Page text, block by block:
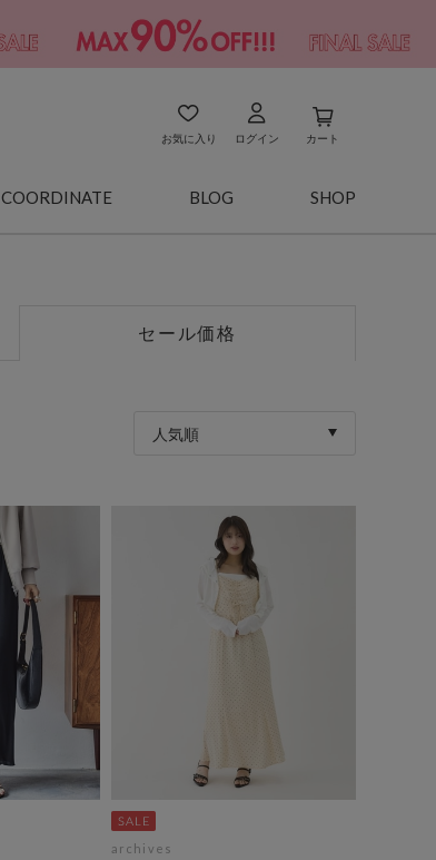
お気に入り ログイン カート
COORDINATE BLOG SHOP
セール価格
人気順
archives